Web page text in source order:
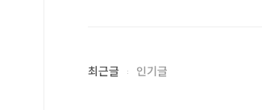
최근글 인기글